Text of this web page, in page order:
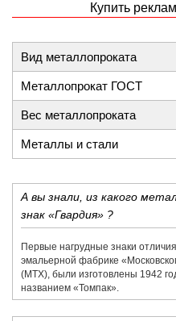
Купить
Вид металлопроката
Металлопрокат ГОСТ
Вес металлопроката
Металлы и стали
А вы знали, из какого
знак «Гвардия» ?
Первые нагрудные знаки
эмальерной фабрике
(МТХ), были изготовлены 1942
названием «​Томпак».